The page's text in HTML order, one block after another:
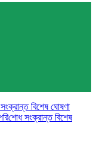
বিশেষ ঘোষণা
সংক্রান্ত বিশেষ